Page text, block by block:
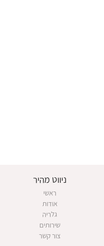
ניווט מהיר
ראשי
אודות
גלריה
שירותים
צור קשר